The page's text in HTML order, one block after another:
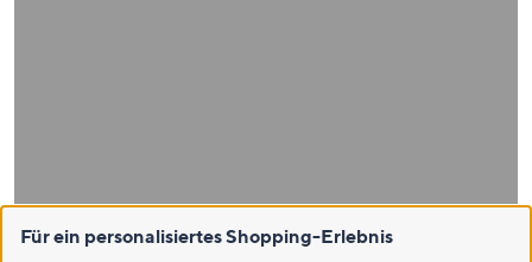
Für ein personalisiertes Shopping-Erlebnis